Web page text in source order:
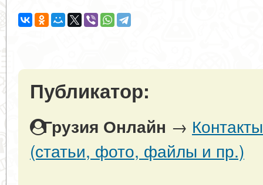
Публикатор:
Грузия Онлайн →
(статьи, фото, файлы и пр.)